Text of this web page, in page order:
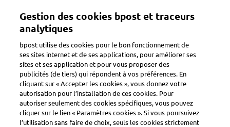
contenu
Toggle navigation
Search
Reçu un avis de passage
Gestion des cookies bpost et traceurs
analytiques
bpost utilise des cookies pour le bon fonctionnement de
ses sites internet et de ses applications, pour améliorer ses
sites et ses application et pour vous proposer des
publicités (de tiers) qui répondent à vos préférences. En
cliquant sur « Accepter les cookies », vous donnez votre
autorisation pour l’installation de ces cookies. Pour
autoriser seulement des cookies spécifiques, vous pouvez
cliquer sur le lien « Paramètres cookies ». Si vous poursuivez
l’utilisation sans faire de choix, seuls les cookies strictement